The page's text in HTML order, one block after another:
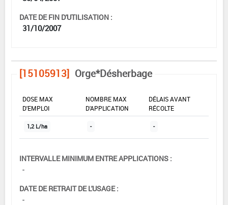
DATE DE FIN D'UTILISATION :
31/10/2007
[15105913] Orge*Désherbage
DOSE MAX
D'EMPLOI
NOMBRE MAX
D'APPLICATION
DÉLAIS AVANT
RÉCOLTE
1,2 L/ha - -
INTERVALLE MINIMUM ENTRE APPLICATIONS :
-
DATE DE RETRAIT DE L'USAGE :
-